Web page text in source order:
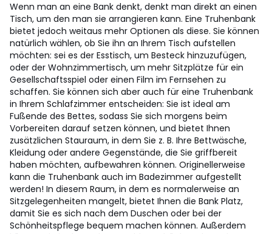
Wenn man an eine Bank denkt, denkt man direkt an einen
Tisch, um den man sie arrangieren kann. Eine Truhenbank
bietet jedoch weitaus mehr Optionen als diese. Sie können
natürlich wählen, ob Sie ihn an Ihrem Tisch aufstellen
möchten: sei es der Esstisch, um Besteck hinzuzufügen,
oder der Wohnzimmertisch, um mehr Sitzplätze für ein
Gesellschaftsspiel oder einen Film im Fernsehen zu
schaffen. Sie können sich aber auch für eine Truhenbank
in Ihrem Schlafzimmer entscheiden: Sie ist ideal am
Fußende des Bettes, sodass Sie sich morgens beim
Vorbereiten darauf setzen können, und bietet Ihnen
zusätzlichen Stauraum, in dem Sie z. B. Ihre Bettwäsche,
Kleidung oder andere Gegenstände, die Sie griffbereit
haben möchten, aufbewahren können. Originellerweise
kann die Truhenbank auch im Badezimmer aufgestellt
werden! In diesem Raum, in dem es normalerweise an
Sitzgelegenheiten mangelt, bietet Ihnen die Bank Platz,
damit Sie es sich nach dem Duschen oder bei der
Schönheitspflege bequem machen können. Außerdem